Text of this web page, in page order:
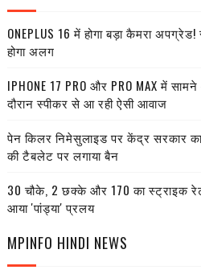
ONEPLUS 16 में होगा बड़ा कैमरा
होगा अलग
IPHONE 17 PRO और PRO MAX में
दौरान स्पीकर से आ रही ऐसी आवाज
पेन किलर निमेसुलाइड पर केंद्र सरकार
की टैबलेट पर लगाया बैन
30 चौके, 2 छक्के और 170 का स्ट्राइक
आया 'पांड्या' प्रलय
MPINFO HINDI NEWS